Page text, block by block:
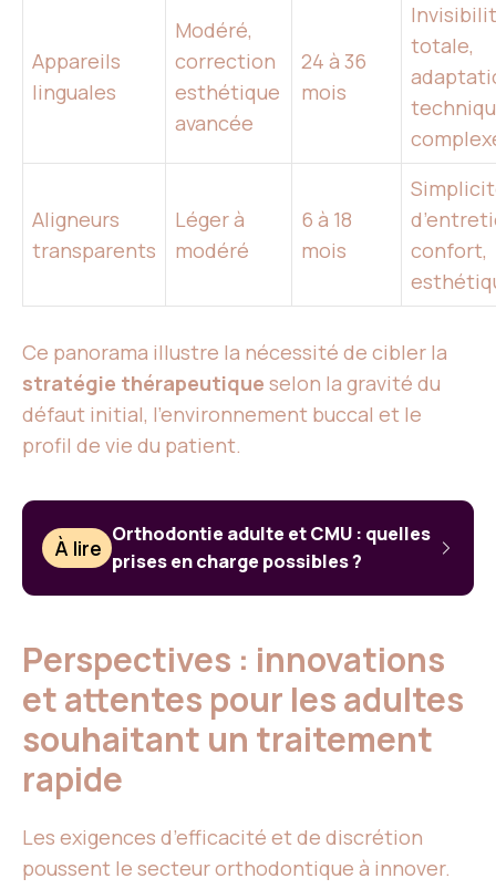
Appareils
linguales
Modéré,
correction
esthétique
avancée
24 à 36
mois
totale,
Aligneurs
transparents
Léger à
modéré
6 à 18
mois
confort,
Ce panorama illustre la nécessité de cibler la
stratégie thérapeutique selon la gravité du
défaut initial, l’environnement buccal et le
profil de vie du patient.
À lire
Orthodontie adulte et CMU : quelles
prises en charge possibles ?
Perspectives : innovations
et attentes pour les adultes
souhaitant un traitement
rapide
Les exigences d’efficacité et de discrétion
poussent le secteur orthodontique à innover.